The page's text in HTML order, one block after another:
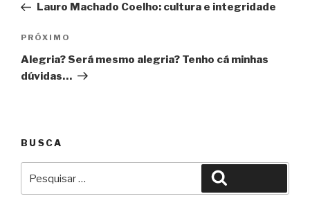
Post
Lauro Machado Coelho: cultura e integridade
Próximo
PRÓXIMO
Alegria? Será mesmo alegria? Tenho cá minhas
dúvidas…
BUSCA
por: